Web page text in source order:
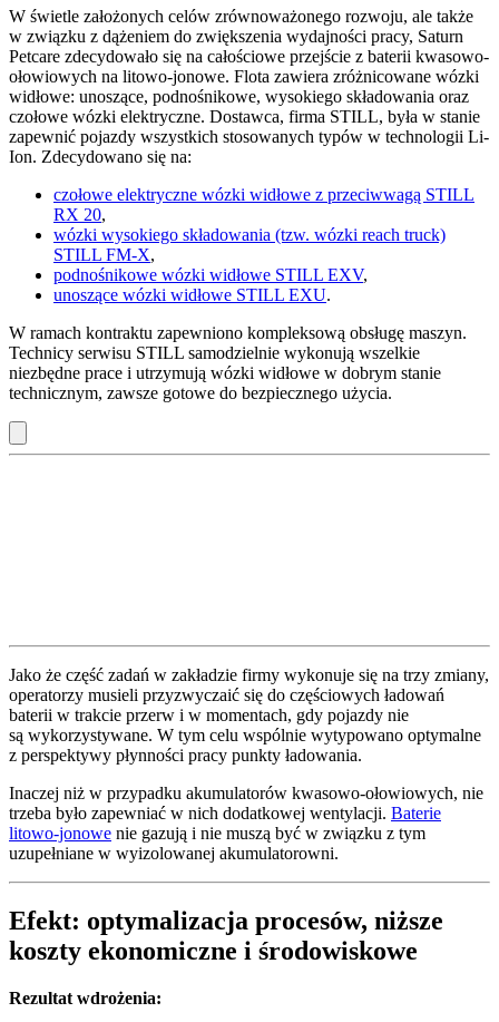
W świetle założonych celów zrównoważonego rozwoju, ale także
w związku z dążeniem do zwiększenia wydajności pracy, Saturn
Petcare zdecydowało się na całościowe przejście z baterii kwasowo-
ołowiowych na litowo-jonowe. Flota zawiera zróżnicowane wózki
widłowe: unoszące, podnośnikowe, wysokiego składowania oraz
czołowe wózki elektryczne. Dostawca, firma STILL, była w stanie
zapewnić pojazdy wszystkich stosowanych typów w technologii Li-
Ion. Zdecydowano się na:
czołowe elektryczne wózki widłowe z przeciwwagą STILL
RX 20,
wózki wysokiego składowania (tzw. wózki reach truck)
STILL FM-X,
podnośnikowe wózki widłowe STILL EXV,
unoszące wózki widłowe STILL EXU.
W ramach kontraktu zapewniono kompleksową obsługę maszyn.
Technicy serwisu STILL samodzielnie wykonują wszelkie
niezbędne prace i utrzymują wózki widłowe w dobrym stanie
technicznym, zawsze gotowe do bezpiecznego użycia.
Jako że część zadań w zakładzie firmy wykonuje się na trzy zmiany,
operatorzy musieli przyzwyczaić się do częściowych ładowań
baterii w trakcie przerw i w momentach, gdy pojazdy nie
są wykorzystywane. W tym celu wspólnie wytypowano optymalne
z perspektywy płynności pracy punkty ładowania.
Inaczej niż w przypadku akumulatorów kwasowo-ołowiowych, nie
trzeba było zapewniać w nich dodatkowej wentylacji. Baterie
litowo-jonowe nie gazują i nie muszą być w związku z tym
uzupełniane w wyizolowanej akumulatorowni.
Efekt: optymalizacja procesów, niższe
koszty ekonomiczne i środowiskowe
Rezultat wdrożenia: